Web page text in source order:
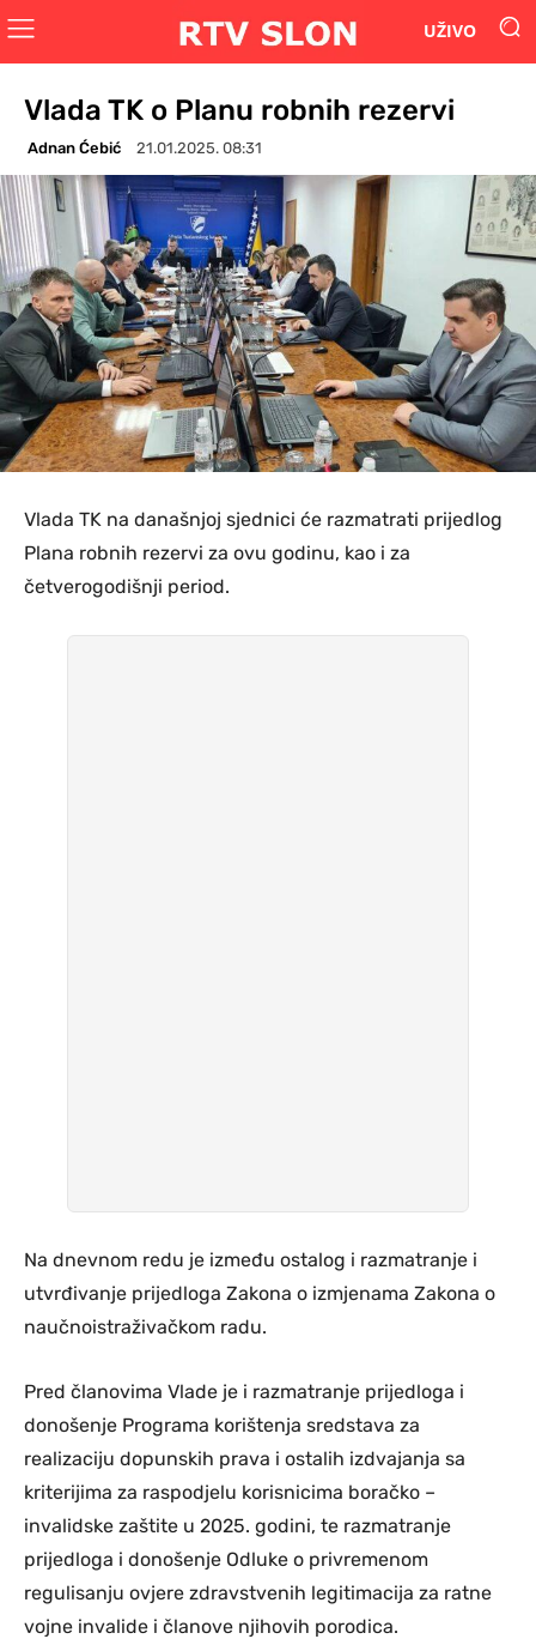
UŽIVO
Vlada TK o Planu robnih rezervi
Adnan Ćebić 21.01.2025. 08:31
Vlada TK na današnjoj sjednici će razmatrati prijedlog
Plana robnih rezervi za ovu godinu, kao i za
četverogodišnji period.
Na dnevnom redu je između ostalog i razmatranje i
utvrđivanje prijedloga Zakona o izmjenama Zakona o
naučnoistraživačkom radu.
Pred članovima Vlade je i razmatranje prijedloga i
donošenje Programa korištenja sredstava za
realizaciju dopunskih prava i ostalih izdvajanja sa
kriterijima za raspodjelu korisnicima boračko –
invalidske zaštite u 2025. godini, te razmatranje
prijedloga i donošenje Odluke o privremenom
regulisanju ovjere zdravstvenih legitimacija za ratne
vojne invalide i članove njihovih porodica.